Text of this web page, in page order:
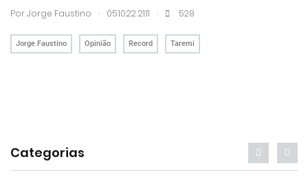
PorJorge Faustino . 05.10.22 21:11 . 528
Jorge Faustino Opinião Record Taremi
Categorias